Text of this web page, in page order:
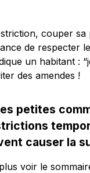
couper
de respecter
un habitant :
des amendes !
petites
causer la
voir le